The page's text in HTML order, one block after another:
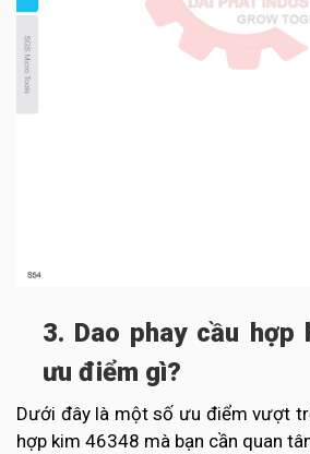
3. Dao phay cầu hợp
ưu điểm gì?
Dưới đây là một số ưu điểm vượt
hợp kim 46348 mà bạn cần quan